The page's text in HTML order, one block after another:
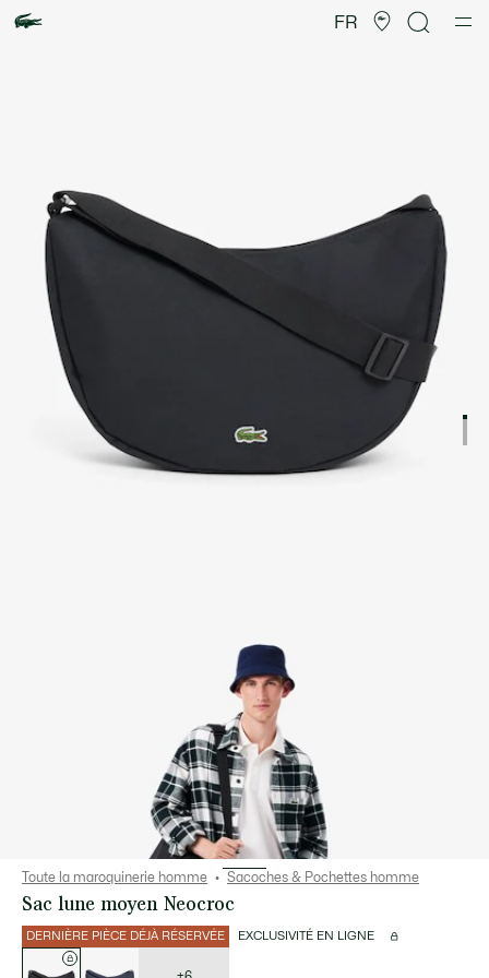
FR
d’images
produit
Toute la maroquinerie homme Sacoches & Pochettes homme
Sac lune moyen Neocroc
DERNIÈRE PIÈCE DÉJÀ RÉSERVÉE EXCLUSIVITÉ EN LIGNE
déclinaisons